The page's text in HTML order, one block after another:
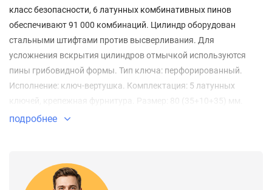
класс безопасности, 6 латунных комбинативных пинов
обеспечивают 91 000 комбинаций. Цилиндр оборудован
стальными штифтами против высверливания. Для
усложнения вскрытия цилиндров отмычкой используются
пины грибовидной формы. Тип ключа: перфорированный.
Исполнение: ключ-вертушка. Комплектация: 5 латунных
ключей, крепежная фурнитура. Размер: 80 (35+10+35) мм.
Цвет: латунь.
подробнее